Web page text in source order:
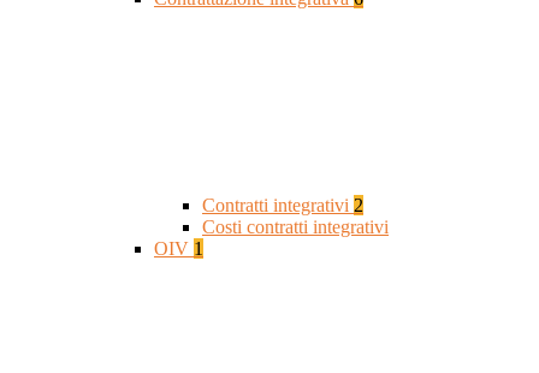
Contratti integrativi 2
Costi contratti integrativi
OIV 1